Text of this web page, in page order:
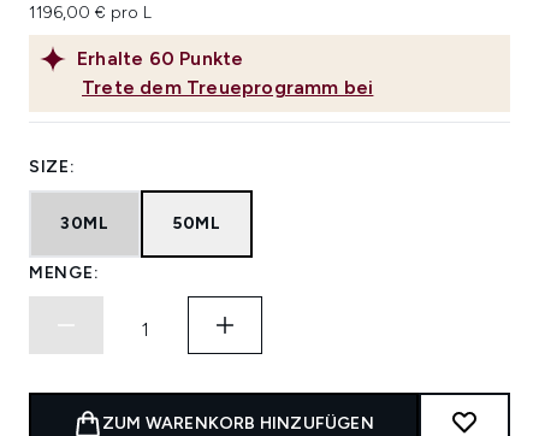
Erhalte 60 Punkte
Trete dem Treueprogramm bei
1196,00 € pro L
SIZE:
30ML 50ML
MENGE:
ZUM WARENKORB HINZUFÜGEN